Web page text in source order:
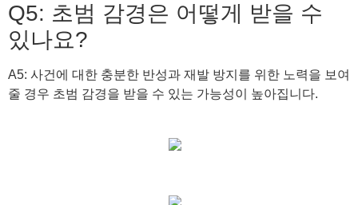
Q5: 초범 감경은 어떻게 받을 수
있나요?
A5: 사건에 대한 충분한 반성과 재발 방지를 위한 노력을 보여
줄 경우 초범 감경을 받을 수 있는 가능성이 높아집니다.